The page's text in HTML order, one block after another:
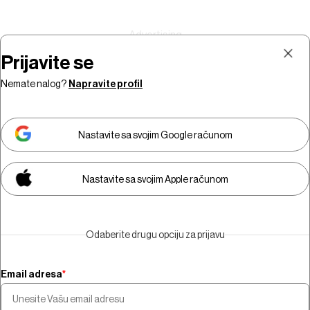
Morate biti pretplatnik da biste
gledali video sadržaj.
Pretplatite se
Prijavite se
Nemate nalog? Napravite profil
Nastavite sa svojim Google računom
Nastavite sa svojim Apple računom
Odaberite drugu opciju za prijavu
Email adresa*